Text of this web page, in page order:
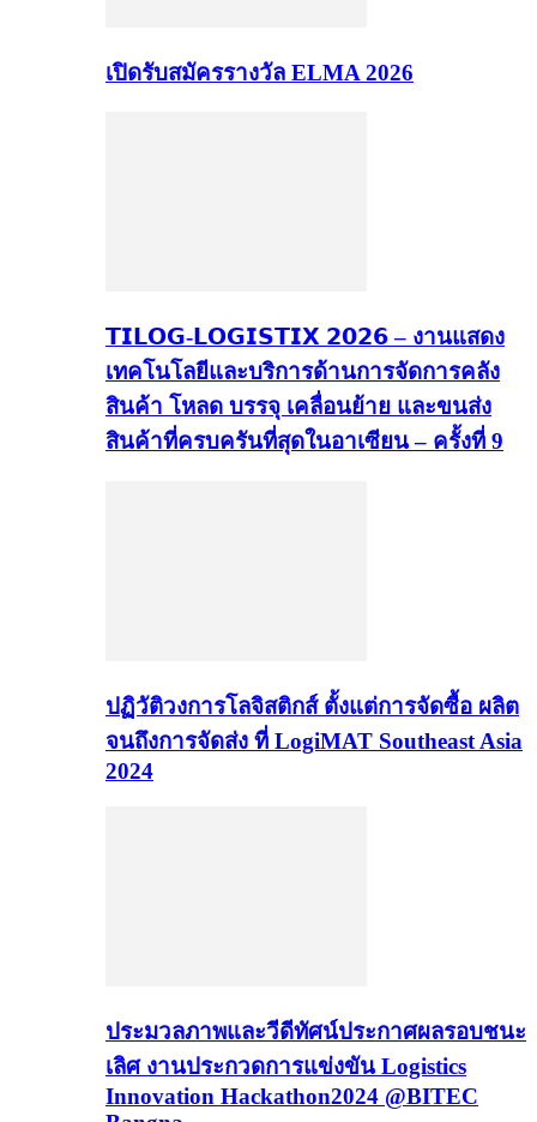
เปิดรับสมัครรางวัล ELMA 2026
𝗧𝗜𝗟𝗢𝗚-𝗟𝗢𝗚𝗜𝗦𝗧𝗜𝗫 𝟮𝟬𝟮𝟲 – งานแสดง
เทคโนโลยีและบริการด้านการจัดการคลัง
สินค้า โหลด บรรจุ เคลื่อนย้าย และขนส่ง
สินค้าที่ครบครันที่สุดในอาเซียน – ครั้งที่ 9
ปฏิวัติวงการโลจิสติกส์ ตั้งแต่การจัดซื้อ ผลิต
จนถึงการจัดส่ง ที่ LogiMAT Southeast Asia
2024
ประมวลภาพและวีดีทัศน์ประกาศผลรอบชนะ
เลิศ งานประกวดการแข่งขัน Logistics
Innovation Hackathon2024 @BITEC